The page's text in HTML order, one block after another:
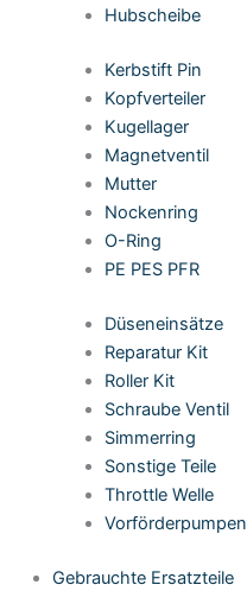
Hubscheibe
Kerbstift Pin
Kopfverteiler
Kugellager
Magnetventil
Mutter
Nockenring
O-Ring
PE PES PFR
Düseneinsätze
Reparatur Kit
Roller Kit
Schraube Ventil
Simmerring
Sonstige Teile
Throttle Welle
Vorförderpumpen
Gebrauchte Ersatzteile